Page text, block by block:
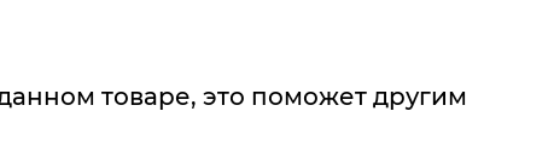
товаре, это поможет другим